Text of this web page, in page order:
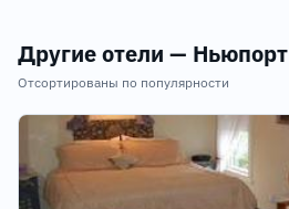
Другие отели — Ньюпорт
Отсортированы по популярности